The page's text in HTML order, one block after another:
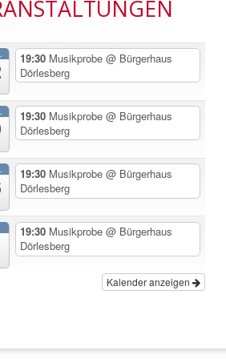
19:30 Musikprobe@ Bürgerhaus
Dörlesberg
19:30 Musikprobe@ Bürgerhaus
Dörlesberg
19:30 Musikprobe@ Bürgerhaus
Dörlesberg
19:30 Musikprobe@ Bürgerhaus
Dörlesberg
Kalender anzeigen